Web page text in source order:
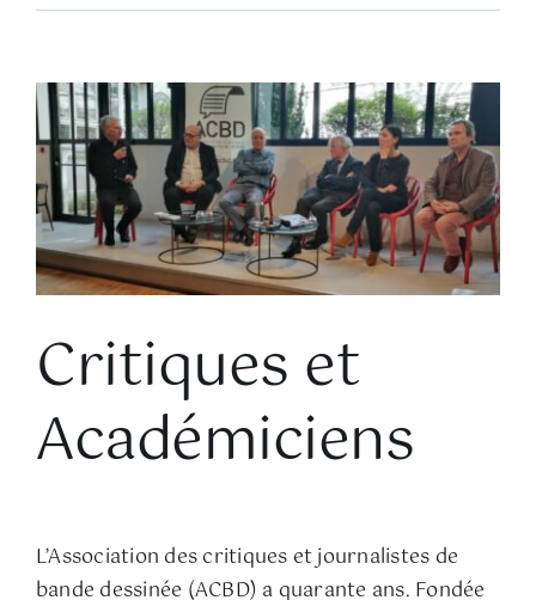
Voir
l'image
agrandie
Critiques et
Académiciens
L’Association des critiques et journalistes de
bande dessinée (ACBD) a quarante ans. Fondée